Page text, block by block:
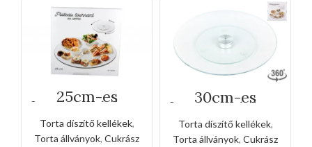
25cm-es
forgatható üveg
torta állvány
Torta díszítő kellékek,
Torta állványok, Cukrász
30cm-es
forgatható üveg
torta állvány
Torta díszítő kellékek,
Torta állványok, Cukrász